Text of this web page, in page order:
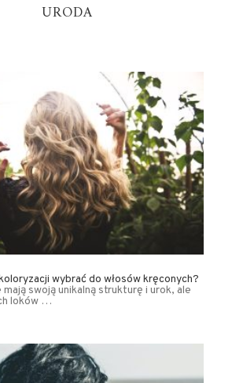
URODA
wybrać do włosów kręconych?
mają swoją unikalną strukturę i urok, ale
loków …